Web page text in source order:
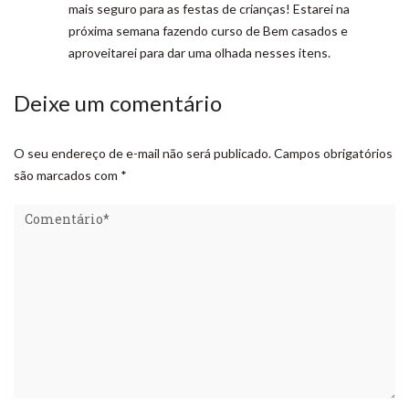
mais seguro para as festas de crianças! Estarei na
próxima semana fazendo curso de Bem casados e
aproveitarei para dar uma olhada nesses itens.
Deixe um comentário
O seu endereço de e-mail não será publicado.Campos obrigatórios
são marcados com *